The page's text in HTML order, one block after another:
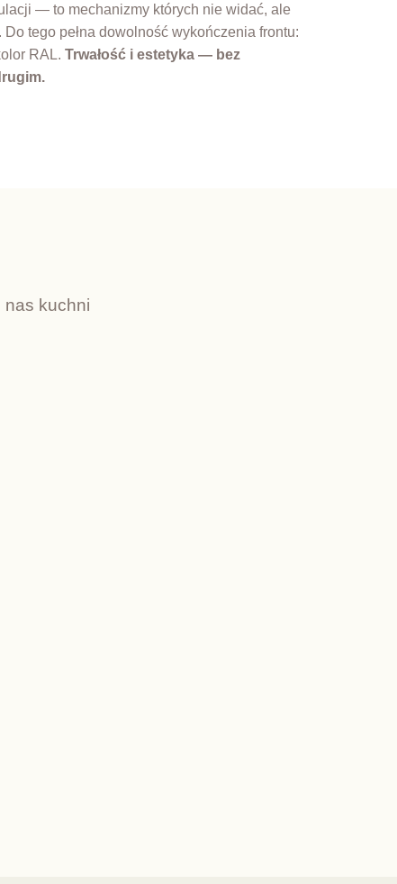
— to mechanizmy których nie widać, ale
tego pełna dowolność wykończenia frontu:
RAL.Trwałość i estetyka — bez
nas kuchni